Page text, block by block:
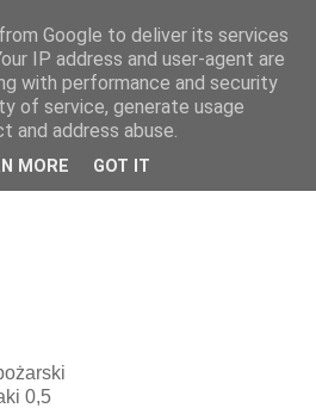
Google to deliver its services
IP address and user-agent are
with performance and security
of service, generate usage
address abuse.
MORE GOT IT